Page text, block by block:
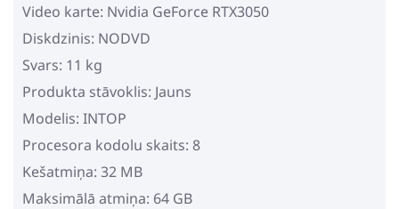
Video karte: Nvidia GeForce RTX3050
Diskdzinis: NODVD
Svars: 11 kg
Produkta stāvoklis: Jauns
Modelis: INTOP
Procesora kodolu skaits: 8
Kešatmiņa: 32 MB
Maksimālā atmiņa: 64 GB